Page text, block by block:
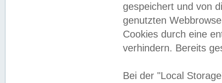
gespeichert und von
genutzten
Cookies durch eine
verhindern. Bereits
Bei der "Local